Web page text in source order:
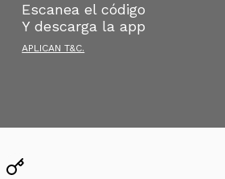
Escanea el código
Y descarga la app
APLICAN T&C.